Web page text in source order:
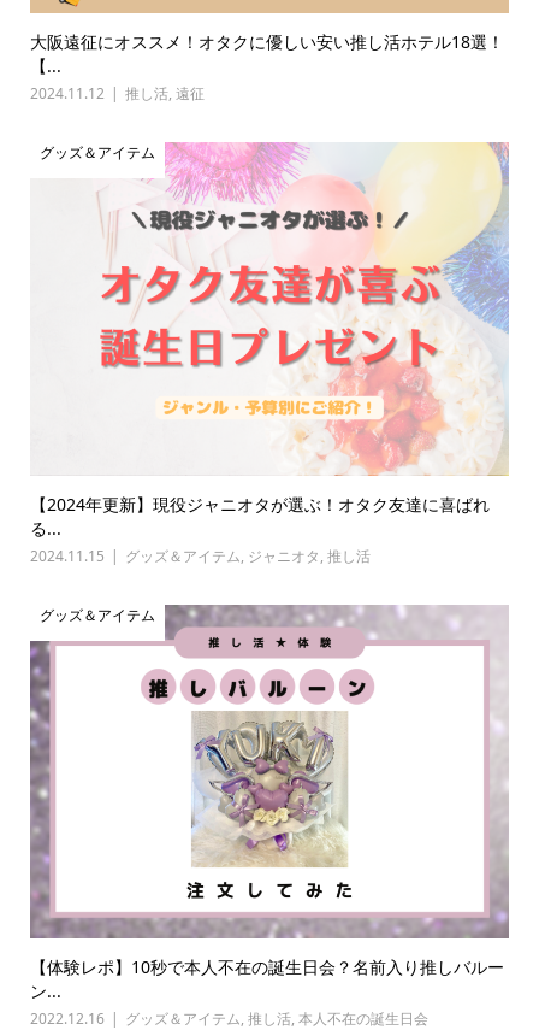
大阪遠征にオススメ！オタクに優しい安い推し活ホテル18選！
【...
2024.11.12 推し活, 遠征
グッズ＆アイテム
【2024年更新】現役ジャニオタが選ぶ！オタク友達に喜ばれ
る...
2024.11.15 グッズ＆アイテム, ジャニオタ, 推し活
グッズ＆アイテム
【体験レポ】10秒で本人不在の誕生日会？名前入り推しバルー
ン...
2022.12.16 グッズ＆アイテム, 推し活, 本人不在の誕生日会